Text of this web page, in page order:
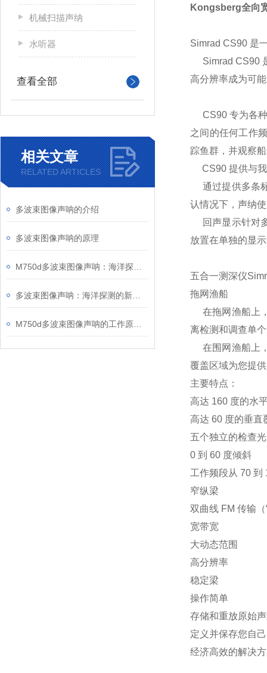
机械扫描声纳
水听器
查看全部
相关文章
RELATED ARTICLES
多波束图像声呐的介绍
多波束图像声呐的原理
Kongsberg全向
Simrad CS90 是
Simrad CS90
高分辨率成为可
CS90 专为各种
之间的任何工作
踪鱼群，并观察
CS90 提供与我
通过提供多条标
认情况下，声纳
回声显示针对多
放置在单独的显
五合一测深仪
拖网渔船
在拖网渔船上，
离检测和调查单
在围网渔船上，
覆盖区域为您提
主要特点：
高达 160 度的水
高达 60 度的垂直
五个独立的检查
0 到 60 度倾斜
工作频段从 70 到
窄纵梁
双曲线 FM 传输（
宽带宽
大动态范围
高分辨率
稳定梁
操作简单
存储和重放原始
定义并保存您自
经济高效的解决